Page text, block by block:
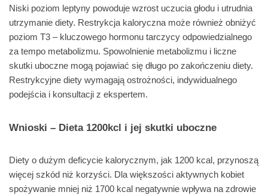
Niski poziom leptyny powoduje wzrost uczucia głodu i utrudnia
utrzymanie diety. Restrykcja kaloryczna może również obniżyć
poziom T3 – kluczowego hormonu tarczycy odpowiedzialnego
za tempo metabolizmu. Spowolnienie metabolizmu i liczne
skutki uboczne mogą pojawiać się długo po zakończeniu diety.
Restrykcyjne diety wymagają ostrożności, indywidualnego
podejścia i konsultacji z ekspertem.
Wnioski – Dieta 1200kcl i jej skutki uboczne
Diety o dużym deficycie kalorycznym, jak 1200 kcal, przynoszą
więcej szkód niż korzyści. Dla większości aktywnych kobiet
spożywanie mniej niż 1700 kcal negatywnie wpływa na zdrowie